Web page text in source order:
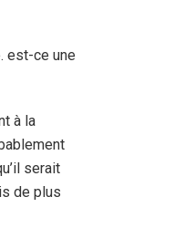
est-ce une
à la
serait
de plus